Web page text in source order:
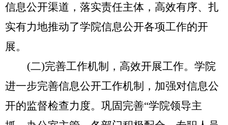
信息公开渠道，落实责任主体，高效有序、扎
实有力地推动了学院信息公开各项工作的开
展。
(二)完善工作机制，高效开展工作。 学院
进一步完善信息公开工作机制，加强对信息公
开的监督检查力度。巩固完善“学院领导主